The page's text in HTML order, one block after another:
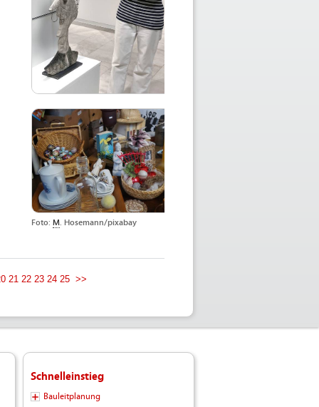
Foto:M. Hosemann/pixabay
21 22 23 24 25 >>
Schnelleinstieg
Bauleitplanung